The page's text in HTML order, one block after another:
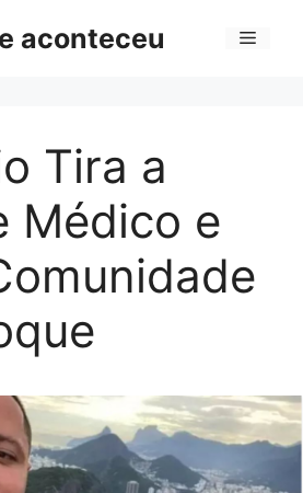
aconteceu Menu
Tira a
Médico e